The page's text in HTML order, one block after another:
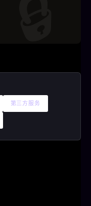
第三方服务